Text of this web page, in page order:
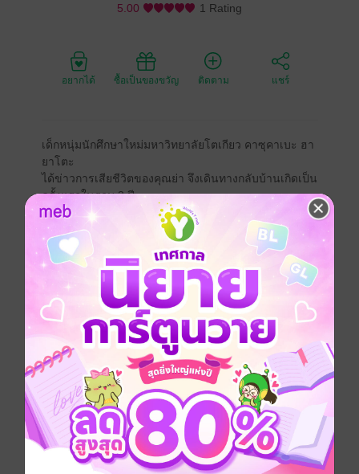
5.00 1 Rating
อยากได้ ซื้อเป็นของขวัญ ติดตาม แชร์
เด็กหนุ่มนักศึกษาใหม่มหาวิทยาลัยโตเกียว คาซุคาเบะ ฮา
ยาโตะ
ได้ข่าวการเสียชีวิตของคุณย่า จึงเดินทางกลับบ้านเกิดเป็น
ครั้งแรกในรอบ 3 ปี
จนได้พบกับเด็กสาว 5 คนที่ทำงานเป็นพนักงานคาเฟ่ ‘แฟมิ
เลีย’ ของคุณย่า
ทีแรกฮายาโตะตั้งใจจะทุบร้าน ‘แฟมิเลีย’ ทิ้งเพื่อสร้างลาน
จอดรถรายเดือน
แต่เมื่อได้รับรู้ถึงเจตนารมณ์ของคุณย่า รวมทั้งสายสัมพันธ์
ระหว่างคุณย่ากับเหล่าเด็กสาว
เขาก็ตัดสินใจที่จะเปิดร้าน ‘แฟมิเลีย’ ต่อร่วมกับพวกเธอทั้ง
การ์ตูนญี่ปุ่น ดรามา ตลก โรแมนติก
ซีรีส์ คาเฟ่นี้มีนางฟ้ามาเสิร์ฟ (รายตอน)
ประเภทไฟล์ pdf